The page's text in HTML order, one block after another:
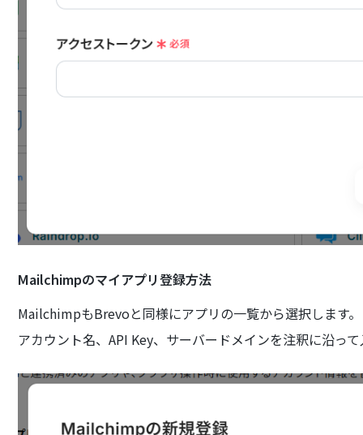
Mailchimpのマイアプリ登録方法
MailchimpもBrevoと同様にアプリの一覧から選択します。
アカウント名、API Key、サーバードメインを注釈に沿っ